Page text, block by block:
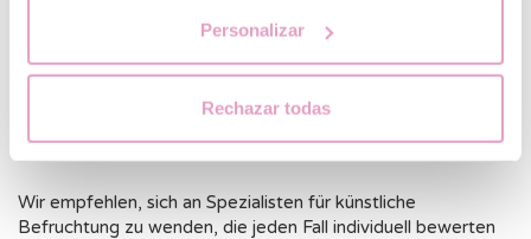
Personalizar
Rechazar todas
ist die Eizellspende eine der besten Alternativen.
niedrigem AMH-Wert, die eine Schwangerschaft zu
einem späteren Zeitpunkt in Betracht ziehen, wird die
Wir empfehlen, sich an Spezialisten für künstliche
Befruchtung zu wenden, die jeden Fall individuell bewerten